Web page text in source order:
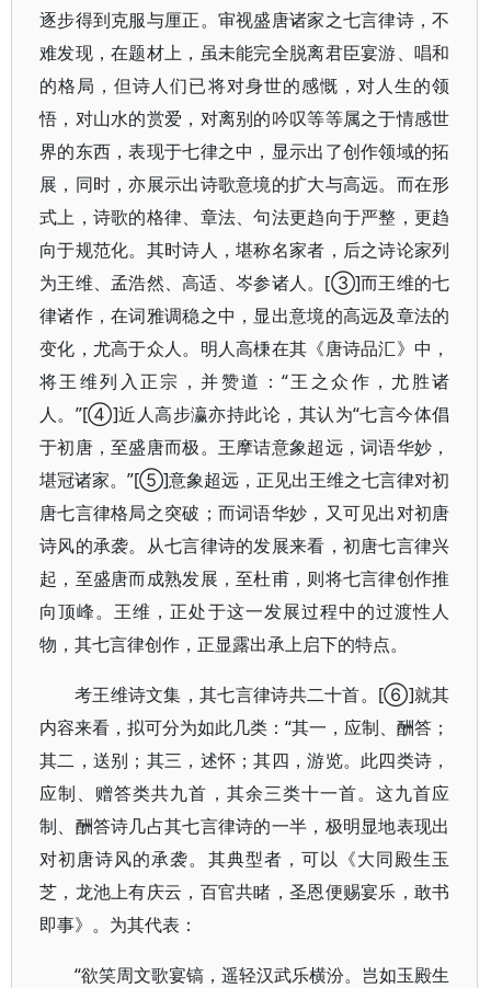
逐步得到克服与厘正。审视盛唐诸家之七言律诗，不
难发现，在题材上，虽未能完全脱离君臣宴游、唱和
的格局，但诗人们已将对身世的感慨，对人生的领
悟，对山水的赏爱，对离别的吟叹等等属之于情感世
界的东西，表现于七律之中，显示出了创作领域的拓
展，同时，亦展示出诗歌意境的扩大与高远。而在形
式上，诗歌的格律、章法、句法更趋向于严整，更趋
向于规范化。其时诗人，堪称名家者，后之诗论家列
为王维、孟浩然、高适、岑参诸人。[③]而王维的七
律诸作，在词雅调稳之中，显出意境的高远及章法的
变化，尤高于众人。明人高棅在其《唐诗品汇》中，
将王维列入正宗，并赞道：“王之众作，尤胜诸
人。”[④]近人高步瀛亦持此论，其认为“七言今体倡
于初唐，至盛唐而极。王摩诘意象超远，词语华妙，
堪冠诸家。”[⑤]意象超远，正见出王维之七言律对初
唐七言律格局之突破；而词语华妙，又可见出对初唐
诗风的承袭。从七言律诗的发展来看，初唐七言律兴
起，至盛唐而成熟发展，至杜甫，则将七言律创作推
向顶峰。王维，正处于这一发展过程中的过渡性人
物，其七言律创作，正显露出承上启下的特点。
考王维诗文集，其七言律诗共二十首。[⑥]就其
内容来看，拟可分为如此几类：“其一，应制、酬答；
其二，送别；其三，述怀；其四，游览。此四类诗，
应制、赠答类共九首，其余三类十一首。这九首应
制、酬答诗几占其七言律诗的一半，极明显地表现出
对初唐诗风的承袭。其典型者，可以《大同殿生玉
芝，龙池上有庆云，百官共睹，圣恩便赐宴乐，敢书
即事》。为其代表：
“欲笑周文歌宴镐，遥轻汉武乐横汾。岂如玉殿生